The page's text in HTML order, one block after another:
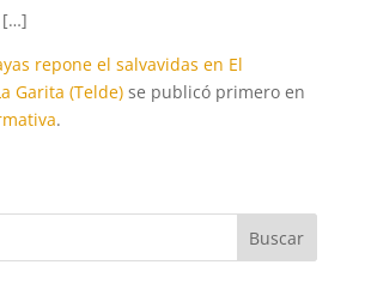
[…]
repone el salvavidas en El
Garita (Telde)se publicó primero en
.